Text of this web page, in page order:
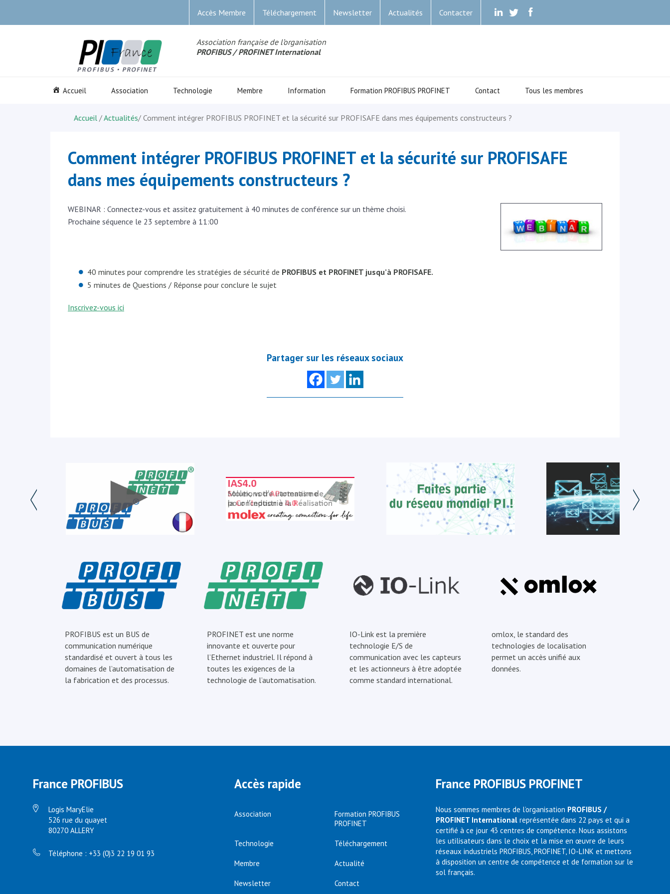
Accès Membre Téléchargement Newsletter Actualités Contacter . . .
Association française de l’organisation
PROFIBUS / PROFINET International
Accueil Association Technologie Membre Information Formation PROFIBUS PROFINET Contact Tous les membres
Accueil /Actualités/ Comment intégrer PROFIBUS PROFINET et la sécurité sur PROFISAFE dans mes équipements constructeurs ?
Comment intégrer PROFIBUS PROFINET et la sécurité sur PROFISAFE
dans mes équipements constructeurs ?
WEBINAR : Connectez-vous et assitez gratuitement à 40 minutes de conférence sur un thème choisi.
Prochaine séquence le 23 septembre à 11:00
40 minutes pour comprendre les stratégies de sécurité de PROFIBUS et PROFINET jusqu’à PROFISAFE.
5 minutes de Questions / Réponse pour conclure le sujet
Inscrivez-vous ici
Partager sur les réseaux sociaux
PROFIBUS est un BUS de
communication numérique
standardisé et ouvert à tous les
domaines de l’automatisation de
la fabrication et des processus.
PROFINET est une norme
innovante et ouverte pour
l’Ethernet industriel. Il répond à
toutes les exigences de la
technologie de l’automatisation.
IO-Link est la première
technologie E/S de
communication avec les capteurs
et les actionneurs à être adoptée
comme standard international.
omlox, le standard des
technologies de localisation
permet un accès unifié aux
données.
France PROFIBUS
Logis MaryElie
526 rue du quayet
80270 ALLERY
Téléphone : +33 (0)3 22 19 01 93
Accès rapide
Association
Formation PROFIBUS
PROFINET
Technologie Téléchargement
Membre Actualité
Newsletter Contact
France PROFIBUS PROFINET
Nous sommes membres de l’organisation PROFIBUS /
PROFINET Internationalreprésentée dans 22 pays et qui a
certifié à ce jour 43 centres de compétence. Nous assistons
les utilisateurs dans le choix et la mise en œuvre de leurs
réseaux industriels PROFIBUS, PROFINET, IO-LINK et mettons
à disposition un centre de compétence et de formation sur le
sol français.